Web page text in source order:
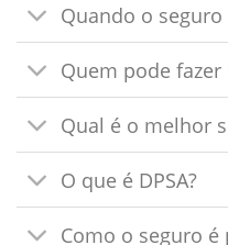
Quando o
Quem pode
Qual é o melhor
O que é DPSA?
Como o seguro é